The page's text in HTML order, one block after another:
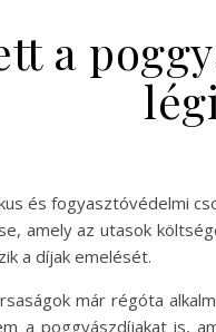
a
és fogyasztóvédelmi
amely az utasok
a díjak emelését.
már régóta
a poggyászdíjakat is,